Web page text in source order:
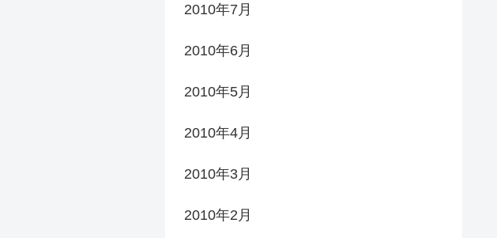
2010年7月
2010年6月
2010年5月
2010年4月
2010年3月
2010年2月